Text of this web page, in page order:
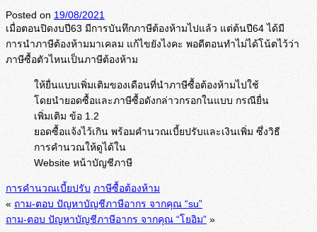
Posted on 19/08/2021
เมื่อตอนปิดงบปี63 มีการบันทึกภาษีต้องห้ามไปแล้ว แต่ต้นปี64 ได้มี
การนำภาษีต้องห้ามมาเคลม แก้ไขยังไงคะ พอดีตอนทำไม่ได้โน้ตไว้ว่า
ภาษีซื้อตัวไหนเป็นภาษีต้องห้าม
ให้ยื่นแบบเพิ่มเติมของเดือนที่นำภาษีซื้อต้องห้ามไปใช้
โดยนำยอดซื้อและภาษีซื้อดังกล่าวกรอกในแบบ กรณียื่น
เพิ่มเติม ข้อ 1.2
ยอดซื้อแจ้งไว้เกิน พร้อมคำนวณเบี้ยปรับและเงินเพิ่ม ซึ่งวิธี
การคำนวณให้ดูได้ใน
Website หน้าบัญชีภาษี
การคำนวณเบี้ยปรับ ภาษีซื้อต้องห้าม
« ถาม-ตอบ ปัญหาบัญชีภาษีอากร จากคุณ “su”
ถาม-ตอบ ปัญหาบัญชีภาษีอากร จากคุณ “โยอิม” »